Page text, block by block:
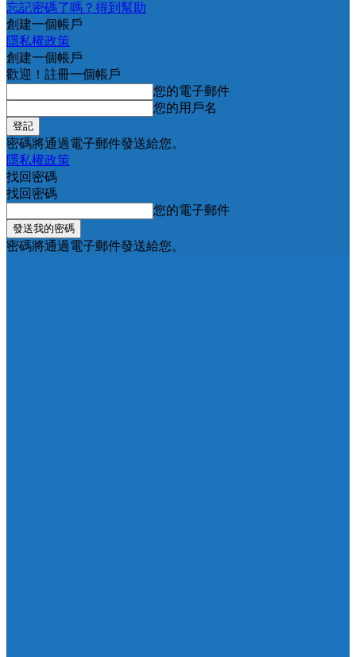
忘記密碼了嗎？得到幫助
創建一個帳戶
隱私權政策
創建一個帳戶
歡迎！註冊一個帳戶
您的電子郵件
您的用戶名
密碼將通過電子郵件發送給您。
隱私權政策
找回密碼
找回密碼
您的電子郵件
密碼將通過電子郵件發送給您。